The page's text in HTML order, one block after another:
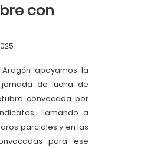
con
apoyamos la
de lucha de
convocada por
llamando a
parciales y en las
para ese